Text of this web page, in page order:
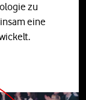
zu
eine